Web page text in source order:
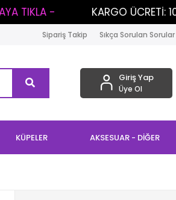
KARGO ÜCRETİ: 100 TL // 1000
Sipariş Takip Sıkça Sorulan Sorular
Giriş Yap
Üye Ol
KÜPELER AKSESUAR - DİĞER